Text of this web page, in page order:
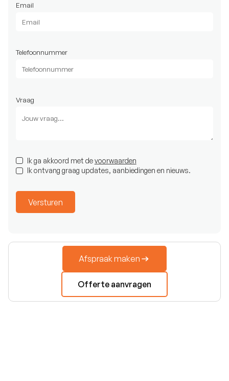
Email
Telefoonnummer
Vraag
Ik ga akkoord met devoorwaarden
Ik ontvang graag updates, aanbiedingen en nieuws.
Afspraak maken
Offerte aanvragen